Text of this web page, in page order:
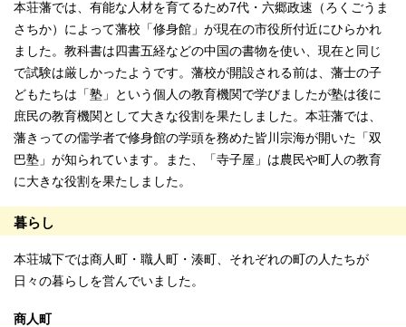
本荘藩では、有能な人材を育てるため7代・六郷政速（ろくごうま
さちか）によって藩校「修身館」が現在の市役所付近にひらかれ
ました。教科書は四書五経などの中国の書物を使い、現在と同じ
で試験は厳しかったようです。藩校が開設される前は、藩士の子
どもたちは「塾」という個人の教育機関で学びましたが塾は後に
庶民の教育機関として大きな役割を果たしました。本荘藩では、
藩きっての儒学者で修身館の学頭を務めた皆川宗海が開いた「双
巴塾」が知られています。また、「寺子屋」は農民や町人の教育
に大きな役割を果たしました。
暮らし
本荘城下では商人町・職人町・湊町、それぞれの町の人たちが
日々の暮らしを営んでいました。
商人町